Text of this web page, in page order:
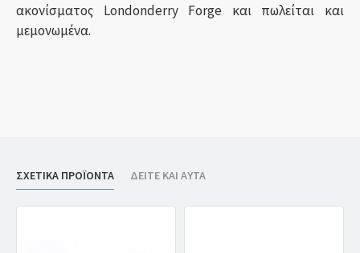
ακονίσματος Londonderry Forge και πωλείται και
μεμονωμένα.
ΣΧΕΤΙΚΑ ΠΡΟΪΟΝΤΑ ΔΕΙΤΕ ΚΑΙ ΑΥΤΑ